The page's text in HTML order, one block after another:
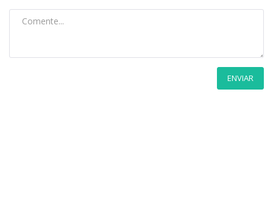
ENVIAR